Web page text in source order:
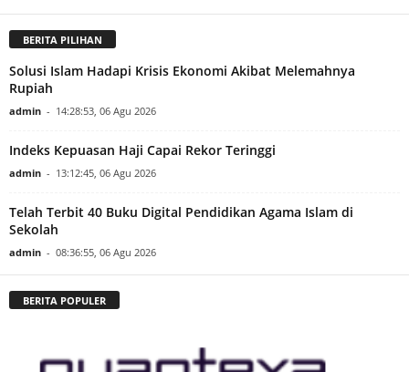
BERITA PILIHAN
Solusi Islam Hadapi Krisis Ekonomi Akibat Melemahnya
Rupiah
admin - 14:28:53, 06 Agu 2026
Indeks Kepuasan Haji Capai Rekor Teringgi
admin - 13:12:45, 06 Agu 2026
Telah Terbit 40 Buku Digital Pendidikan Agama Islam di
Sekolah
admin - 08:36:55, 06 Agu 2026
BERITA POPULER